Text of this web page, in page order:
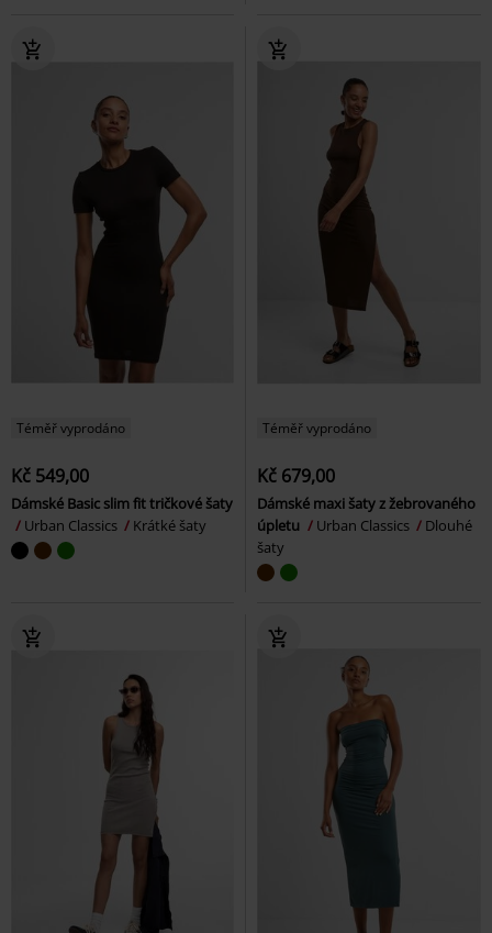
Téměř vyprodáno
Kč 549,00
Dámské Basic slim fit tričkové šaty
Urban Classics
Krátké šaty
Téměř vyprodáno
Kč 679,00
Dámské maxi šaty z žebrovaného
úpletu
Urban Classics
Dlouhé
šaty